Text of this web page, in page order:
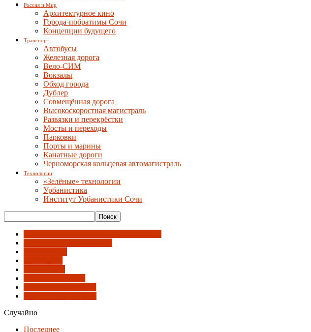
Россия и Мир
Архитектурное кино
Города-побратимы Сочи
Концепции будущего
Транспорт
Автобусы
Железная дорога
Вело-СИМ
Вокзалы
Обход города
Дублер
Совмещённая дорога
Высокоскоростная магистраль
Развязки и перекрёстки
Мосты и переходы
Парковки
Порты и марины
Канатные дороги
Черноморская кольцевая автомагистраль
Технологии
«Зелёные» технологии
Урбанистика
Институт Урбанистики Сочи
Случайно
Последнее